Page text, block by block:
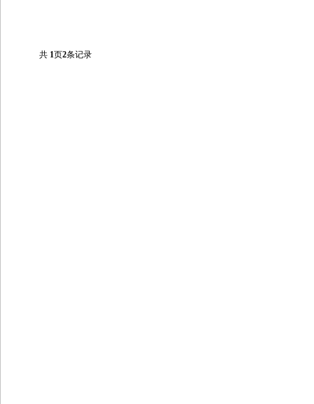
共 1页2条记录